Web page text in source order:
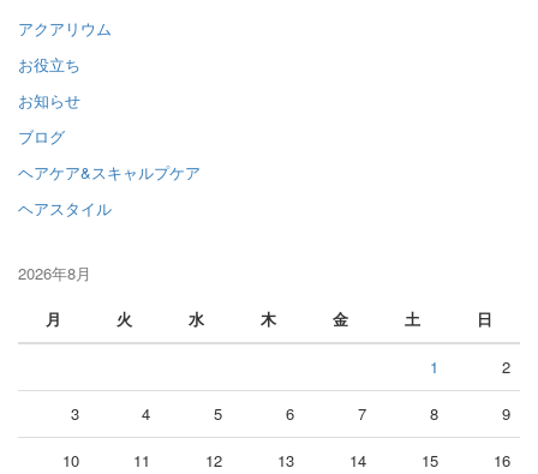
アクアリウム
お役立ち
お知らせ
ブログ
ヘアケア&スキャルプケア
ヘアスタイル
2026年8月
月
火 水 木 金 土 日
1 2
3 4 5 6 7 8 9
10 11 12 13 14 15 16